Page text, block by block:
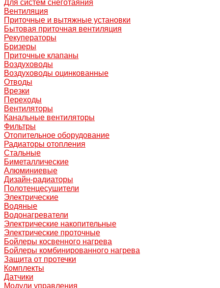
Для систем снеготаяния
Вентиляция
Приточные и вытяжные установки
Бытовая приточная вентиляция
Рекуператоры
Бризеры
Приточные клапаны
Воздуховоды
Воздуховоды оцинкованные
Отводы
Врезки
Переходы
Вентиляторы
Канальные вентиляторы
Фильтры
Отопительное оборудование
Радиаторы отопления
Стальные
Биметаллические
Алюминиевые
Дизайн-радиаторы
Полотенцесушители
Электрические
Водяные
Водонагреватели
Электрические накопительные
Электрические проточные
Бойлеры косвенного нагрева
Бойлеры комбинированного нагрева
Защита от протечки
Комплекты
Датчики
Модули управления